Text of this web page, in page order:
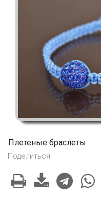
Плетеные браслеты
Поделиться: